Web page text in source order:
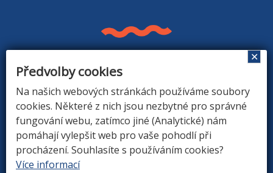
Základní škola a Mateřská škola v Rapšachu
378 07 Rapšach 290
GPS souřadnice: 48.8779183N, 14.9374494E
ÚVOD|O ŠKOLE|ZÁKLADNÍ ŠKOLA|MATEŘSKÁ
ŠKOLA
Předvolby cookies
Na našich webových stránkách používáme soubory
cookies. Některé z nich jsou nezbytné pro správné
fungování webu, zatímco jiné (Analytické) nám
pomáhají vylepšit web pro vaše pohodlí při
procházení. Souhlasíte s používáním cookies?
Více informací
✕